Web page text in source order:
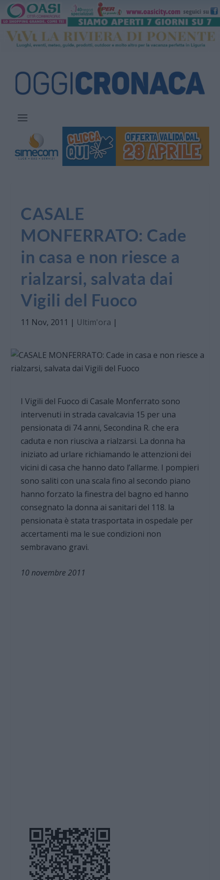
CASALE
MONFERRATO: Cade
in casa e non riesce a
rialzarsi, salvata dai
Vigili del Fuoco
11 Nov, 2011 | Ultim'ora |
I Vigili del Fuoco di Casale Monferrato sono
intervenuti in strada cavalcavia 15 per una
pensionata di 74 anni, Secondina R. che era
caduta e non riusciva a rialzarsi. La donna ha
iniziato ad urlare richiamando le attenzioni dei
vicini di casa che hanno dato l’allarme. I pompieri
sono saliti con una scala fino al secondo piano
hanno forzato la finestra del bagno ed hanno
consegnato la donna ai sanitari del 118. la
pensionata è stata trasportata in ospedale per
accertamenti ma le sue condizioni non
sembravano gravi.
10 novembre 2011